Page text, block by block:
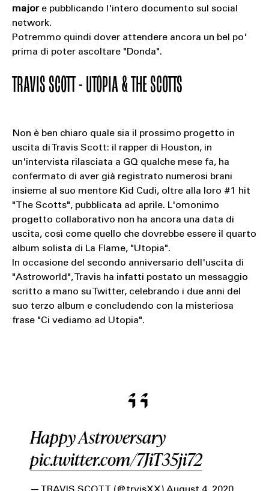
majore pubblicando l'intero documento sul social
network.
Potremmo quindi dover attendere ancora un bel po'
prima di poter ascoltare "Donda".
TRAVIS SCOTT - UTOPIA & THE SCOTTS
Non è ben chiaro quale sia il prossimo progetto in
uscita di Travis Scott: il rapper di Houston, in
un'intervista rilasciata a GQ qualche mese fa, ha
confermato di aver già registrato numerosi brani
insieme al suo mentore Kid Cudi, oltre alla loro #1 hit
"The Scotts", pubblicata ad aprile. L'omonimo
progetto collaborativo non ha ancora una data di
uscita, così come quello che dovrebbe essere il quarto
album solista di La Flame, "Utopia".
In occasione del secondo anniversario dell'uscita di
"Astroworld", Travis ha infatti postato un messaggio
scritto a mano su Twitter, celebrando i due anni del
suo terzo album e concludendo con la misteriosa
frase "Ci vediamo ad Utopia".
Happy Astroversary
pic.twitter.com/7JiT35ji72